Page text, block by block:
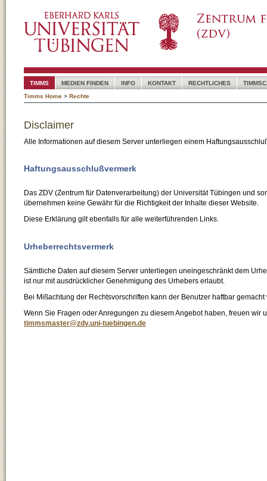
TIMMS MEDIEN FINDEN INFO KONTAKT RECHTLICHES
Timms Home > Rechte
Disclaimer
Alle Informationen auf diesem Server unterliegen einem
Haftungsausschlußvermerk
Das ZDV (Zentrum für Datenverarbeitung) der Universität Tübingen und
übernehmen keine Gewähr für die Richtigkeit der Inhalte dieser Website.
Diese Erklärung gilt ebenfalls für alle weiterführenden Links.
Urheberrechtsvermerk
Sämtliche Daten auf diesem Server unterliegen uneingeschränkt dem
ist nur mit ausdrücklicher Genehmigung des Urhebers erlaubt.
Bei Mißachtung der Rechtsvorschriften kann der Benutzer haftbar gemacht
Wenn Sie Fragen oder Anregungen zu diesem Angebot haben, freuen wir
timmsmaster@zdv.uni-tuebingen.de